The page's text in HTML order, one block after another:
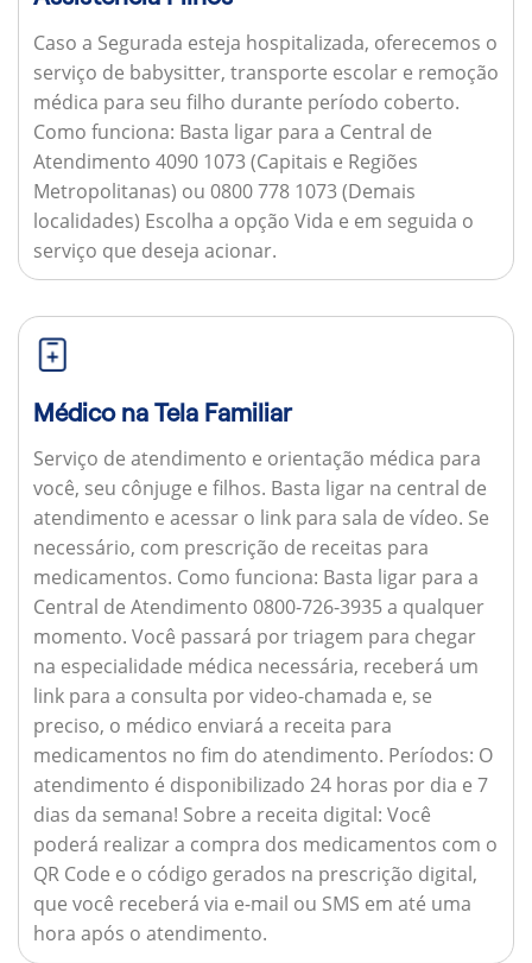
Caso a Segurada esteja hospitalizada, oferecemos o
serviço de babysitter, transporte escolar e remoção
médica para seu filho durante período coberto.
Como funciona: Basta ligar para a Central de
Atendimento 4090 1073 (Capitais e Regiões
Metropolitanas) ou 0800 778 1073 (Demais
localidades) Escolha a opção Vida e em seguida o
serviço que deseja acionar.
Médico na Tela Familiar
Serviço de atendimento e orientação médica para
você, seu cônjuge e filhos. Basta ligar na central de
atendimento e acessar o link para sala de vídeo. Se
necessário, com prescrição de receitas para
medicamentos. Como funciona: Basta ligar para a
Central de Atendimento 0800-726-3935 a qualquer
momento. Você passará por triagem para chegar
na especialidade médica necessária, receberá um
link para a consulta por video-chamada e, se
preciso, o médico enviará a receita para
medicamentos no fim do atendimento. Períodos: O
atendimento é disponibilizado 24 horas por dia e 7
dias da semana! Sobre a receita digital: Você
poderá realizar a compra dos medicamentos com o
QR Code e o código gerados na prescrição digital,
que você receberá via e-mail ou SMS em até uma
hora após o atendimento.